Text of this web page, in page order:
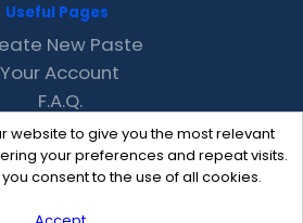
website to give you the most relevant
your preferences and repeat visits.
you consent to the use of all cookies.
Useful Pages
New Paste
Your Account
F.A.Q.
Recent
Contact